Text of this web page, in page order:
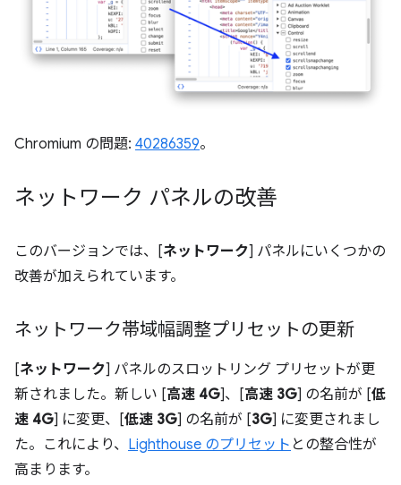
Chromium の問題: 40286359。
ネットワーク パネルの改善
このバージョンでは、[ネットワーク] パネルにいくつかの
改善が加えられています。
ネットワーク帯域幅調整プリセットの更新
[ネットワーク] パネルのスロットリング プリセットが更
新されました。新しい [高速 4G]、[高速 3G] の名前が [低
速 4G] に変更、[低速 3G] の名前が [3G] に変更されまし
た。これにより、 Lighthouse のプリセット との整合性が
高まります。